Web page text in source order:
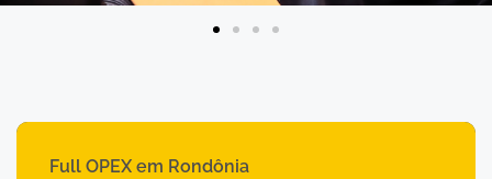
Full OPEX em Rondônia